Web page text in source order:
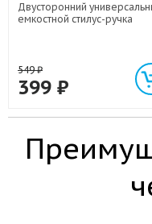
Двусторонний
емкостной стилус-ручка
549₽
399 ₽